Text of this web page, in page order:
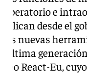
e
desde el
nuevas
última
React-Eu,